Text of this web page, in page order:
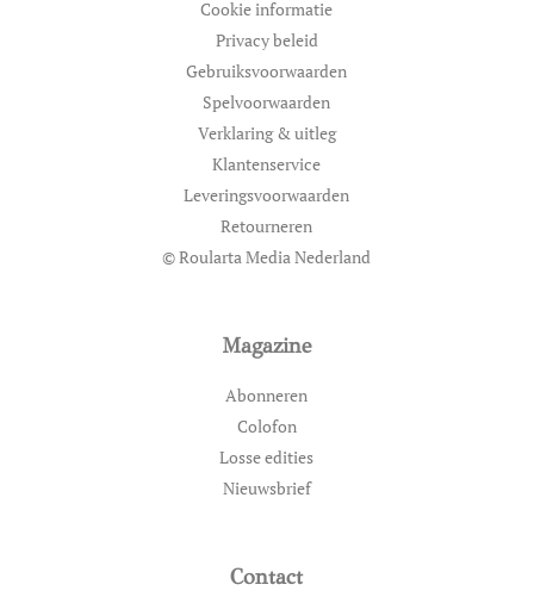
Cookie informatie
Privacy beleid
Gebruiksvoorwaarden
Spelvoorwaarden
Verklaring & uitleg
Klantenservice
Leveringsvoorwaarden
Retourneren
© Roularta Media Nederland
Magazine
Abonneren
Colofon
Losse edities
Nieuwsbrief
Contact